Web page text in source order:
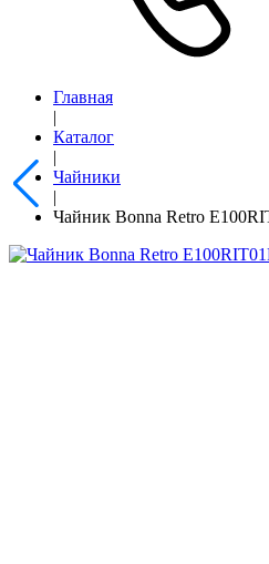
Главная
|
Каталог
|
Чайники
|
Чайник Bonna Retro